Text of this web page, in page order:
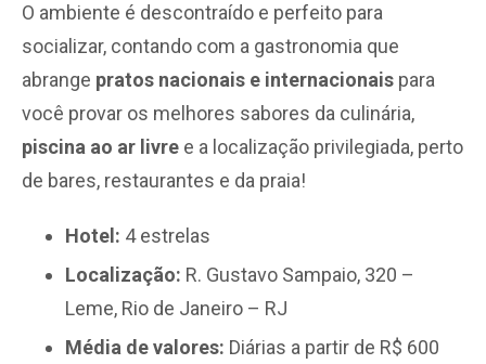
O ambiente é descontraído e perfeito para
socializar, contando com a gastronomia que
abrange pratos nacionais e internacionais para
você provar os melhores sabores da culinária,
piscina ao ar livre e a localização privilegiada, perto
de bares, restaurantes e da praia!
Hotel: 4 estrelas
Localização: R. Gustavo Sampaio, 320 –
Leme, Rio de Janeiro – RJ
Média de valores: Diárias a partir de R$ 600